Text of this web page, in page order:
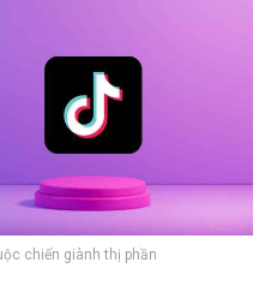
chiến giành thị phần